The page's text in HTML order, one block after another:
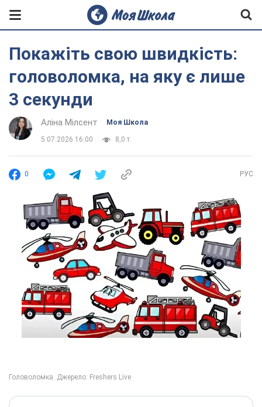
Покажіть свою швидкість:
головоломка, на яку є лише
3 секунди
Аліна Мілсент Моя Школа
5.07.2026 16:00 8,0 т.
0 РУС